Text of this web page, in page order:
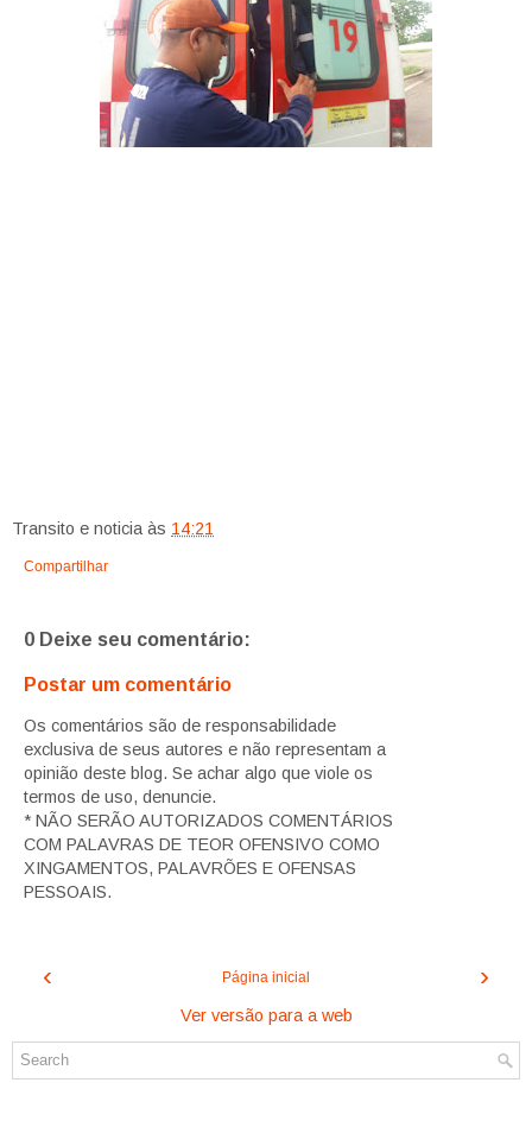
Transito e noticia às 14:21
Compartilhar
0 Deixe seu comentário:
Postar um comentário
Os comentários são de responsabilidade
exclusiva de seus autores e não representam a
opinião deste blog. Se achar algo que viole os
termos de uso, denuncie.
* NÃO SERÃO AUTORIZADOS COMENTÁRIOS
COM PALAVRAS DE TEOR OFENSIVO COMO
XINGAMENTOS, PALAVRÕES E OFENSAS
PESSOAIS.
‹ ›
Página inicial
Ver versão para a web